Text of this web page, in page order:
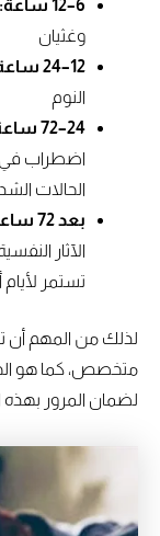
وغثيان
12–24 ساعة:
النوم
24–72 ساعة:
اضطراب في
الحالات
بعد 72 ساعة:
الآثار
تستمر لأيام
لذلك من المهم أن
متخصص، كما هو
لضمان المرور بهذه